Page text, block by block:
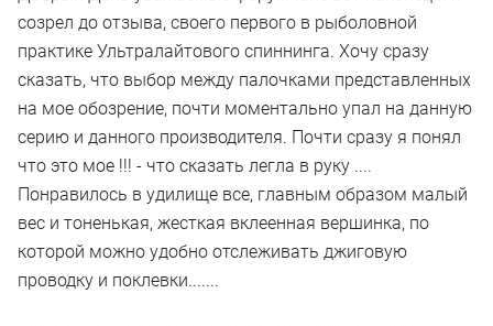
созрел до отзыва, своего первого в рыболовной
практике Ультралайтового спиннинга. Хочу сразу
сказать, что выбор между палочками представленных
на мое обозрение, почти моментально упал на данную
серию и данного производителя. Почти сразу я понял
что это мое !!! - что сказать легла в руку ....
Понравилось в удилище все, главным образом малый
вес и тоненькая, жесткая вклеенная вершинка, по
которой можно удобно отслеживать джиговую
проводку и поклевки.......